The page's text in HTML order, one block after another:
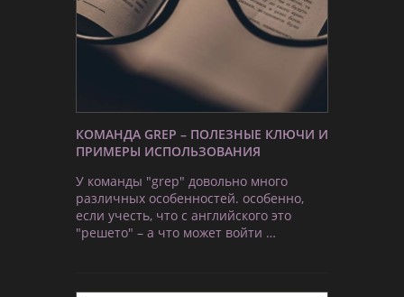
КОМАНДА GREP – ПОЛЕЗНЫЕ КЛЮЧИ И
ПРИМЕРЫ ИСПОЛЬЗОВАНИЯ
У команды "grep" довольно много
различных особенностей. особенно,
если учесть, что с английского это
"решето" – а что может войти …